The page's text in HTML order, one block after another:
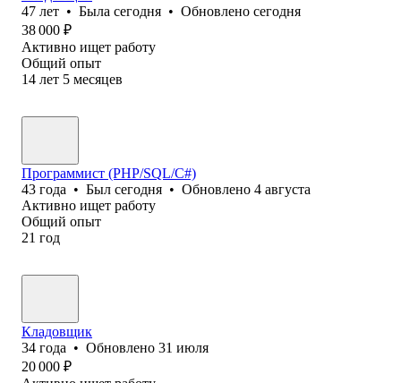
47 лет • Была сегодня • Обновлено сегодня
38 000 ₽
Активно ищет работу
Общий опыт
14 лет 5 месяцев
Программист (PHP/SQL/C#)
43 года • Был сегодня • Обновлено 4 августа
Активно ищет работу
Общий опыт
21 год
Кладовщик
34 года • Обновлено 31 июля
20 000 ₽